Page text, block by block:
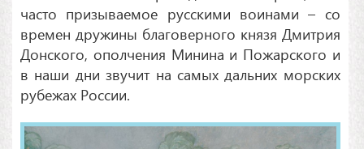
часто призываемое русскими воинами – со
времен дружины благоверного князя Дмитрия
Донского, ополчения Минина и Пожарского и
в наши дни звучит на самых дальних морских
рубежах России.